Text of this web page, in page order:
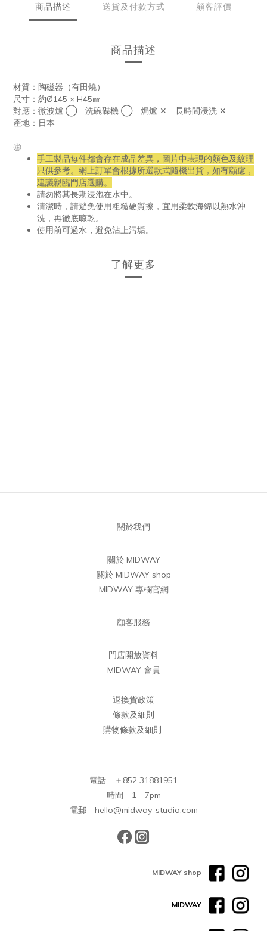
商品描述 送貨及付款方式 顧客評價
商品描述
材質：陶磁器（有田燒）
尺寸：約Ø145 × H45㎜
對應：微波爐 ◯洗碗碟機 ◯ 焗爐 ✕ 長時間浸洗 ✕
產地：日本
㊟
手工製品每件都會存在成品差異，圖片中表現的顏色及紋理
只供參考。網上訂單會根據所選款式隨機出貨，如有顧慮，
建議親臨門店選購。
請勿將其長期浸泡在水中。
清潔時，請避免使用粗糙硬質擦，宜用柔軟海綿以熱水沖
洗，再徹底晾乾。
使用前可過水，避免沾上污垢。
了解更多
關於我們
關於 MIDWAY
關於 MIDWAY shop
MIDWAY 專欄官網
顧客服務
門店開放資料
MIDWAY 會員
退換貨政策
條款及細則
購物條款及細則
電話 ＋852 31881951
時間 1 - 7pm
電郵 hello@midway-studio.com
MIDWAY shop
MIDWAY